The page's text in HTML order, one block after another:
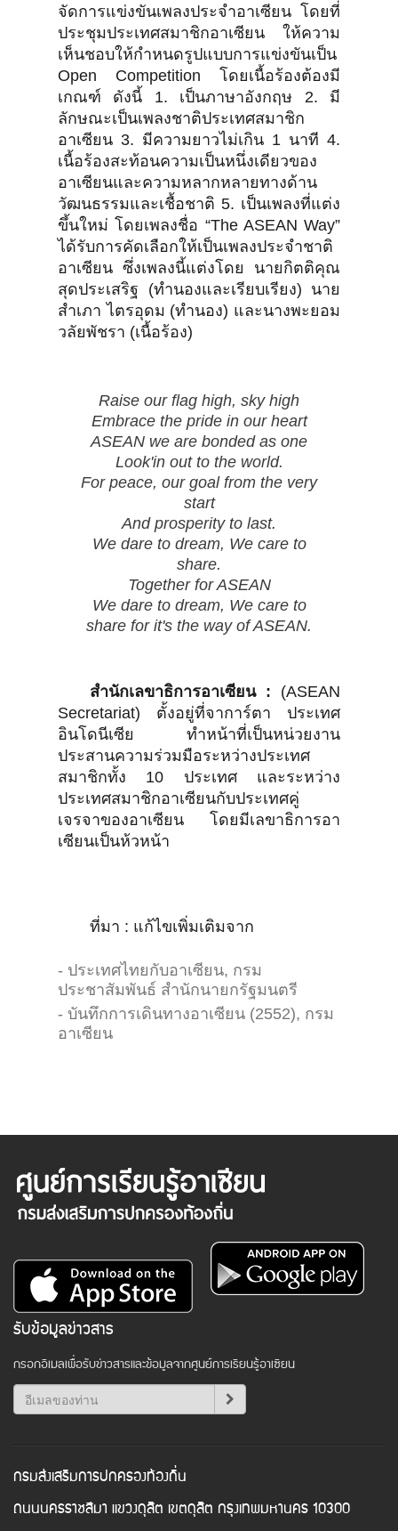
จัดการแข่งขันเพลงประจำอาเซียน โดยที่
ประชุมประเทศสมาชิกอาเซียน ให้ความ
เห็นชอบให้กำหนดรูปแบบการแข่งขันเป็น
Open Competition โดยเนื้อร้องต้องมี
เกณฑ์ ดังนี้ 1. เป็นภาษาอังกฤษ 2. มี
ลักษณะเป็นเพลงชาติประเทศสมาชิก
อาเซียน 3. มีความยาวไม่เกิน 1 นาที 4.
เนื้อร้องสะท้อนความเป็นหนึ่งเดียวของ
อาเซียนและความหลากหลายทางด้าน
วัฒนธรรมและเชื้อชาติ 5. เป็นเพลงที่แต่ง
ขึ้นใหม่ โดยเพลงชื่อ “The ASEAN Way”
ได้รับการคัดเลือกให้เป็นเพลงประจำชาติ
อาเซียน ซึ่งเพลงนี้แต่งโดย นายกิตติคุณ
สุดประเสริฐ (ทำนองและเรียบเรียง) นาย
สำเภา ไตรอุดม (ทำนอง) และนางพะยอม
วลัยพัชรา (เนื้อร้อง)
Raise our flag high, sky high
Embrace the pride in our heart
ASEAN we are bonded as one
Look'in out to the world.
For peace, our goal from the very
start
And prosperity to last.
We dare to dream, We care to
share.
Together for ASEAN
We dare to dream, We care to
share for it's the way of ASEAN.
สำนักเลขาธิการอาเซียน : (ASEAN
Secretariat) ตั้งอยู่ที่จาการ์ตา ประเทศ
อินโดนีเซีย ทำหน้าที่เป็นหน่วยงาน
ประสานความร่วมมือระหว่างประเทศ
สมาชิกทั้ง 10 ประเทศ และระหว่าง
ประเทศสมาชิกอาเซียนกับประเทศคู่
เจรจาของอาเซียน โดยมีเลขาธิการอา
เซียนเป็นห้วหน้า
ที่มา : แก้ไขเพิ่มเติมจาก
- ประเทศไทยกับอาเซียน, กรม
ประชาสัมพันธ์ สำนักนายกรัฐมนตรี
- บันทึกการเดินทางอาเซียน (2552), กรม
อาเซียน
รับข้อมูลข่าวสาร
กรอกอีเมลเพื่อรับข่าวสารและข้อมูลจากศูนย์การเรียนรู้อาเซียน
กรมส่งเสริมการปกครองท้องถิ่น
ถนนนครราชสีมา แขวงดุสิต เขตดุสิต กรุงเทพมหานคร 10300